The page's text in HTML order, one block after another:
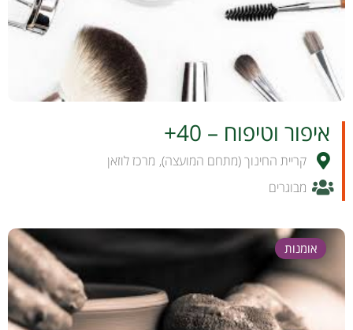
לפרטים והרשמה
איפור וטיפוח – 40+
קריית החינוך (מתחם המועצה), מרכז לוזאן
מבוגרים
לפרטים והרשמה
אומנות